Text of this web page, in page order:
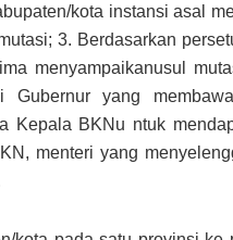
kota instansi asal
3. Berdasarkan
menyampaikanusul
yang
Kepala BKNu ntuk
menteri yang